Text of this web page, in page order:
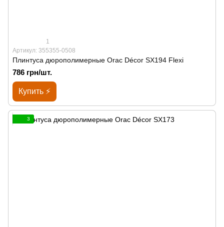
1
Артикул: 355355-0508
Плинтуса дюрополимерные Orac Décor SX194 Flexi
786 грн/шт.
Купить ⚡
3